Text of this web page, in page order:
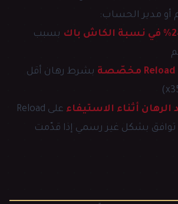
أو مدير الحساب:
بسبب
بشرط رهان أقل
الرهان أثناء الاستيفاء على Reload
بشكل غير رسمي إذا قدّمت